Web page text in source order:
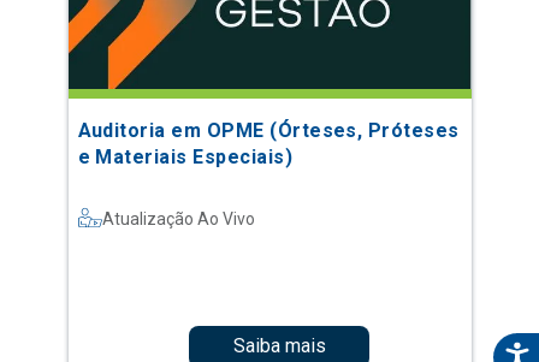
Auditoria em OPME (Órteses, Próteses
e Materiais Especiais)
Atualização Ao Vivo
Saiba mais